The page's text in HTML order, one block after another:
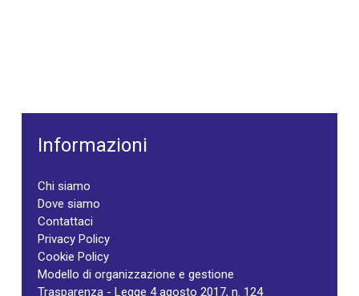
Informazioni
Chi siamo
Dove siamo
Contattaci
Privacy Policy
Cookie Policy
Modello di organizzazione e gestione
Trasparenza - Legge 4 agosto 2017, n. 124